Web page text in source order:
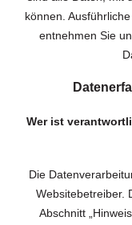
können.
entnehmen Sie
Wer ist
Die
Websitebetreiber.
Abschnitt